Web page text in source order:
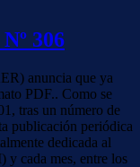
306
anuncia que ya
PDF.. Como se
tras un número de
publicación periódica
dedicada al
y cada mes, entre los